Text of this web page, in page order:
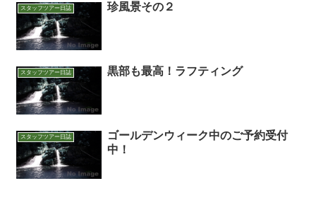
スタッフツアー日誌 珍風景その２
スタッフツアー日誌 黒部も最高！ラフティング
スタッフツアー日誌
ゴールデンウィーク中のご予約受付
中！